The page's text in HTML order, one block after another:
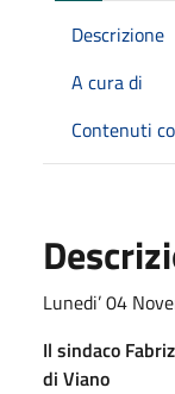
Descrizione
A cura di
Contenuti
Lunedi’ 04
Il sindaco
di Viano